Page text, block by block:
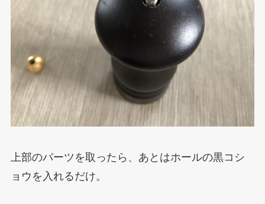
上部のパーツを取ったら、あとはホールの黒コシ
ョウを入れるだけ。